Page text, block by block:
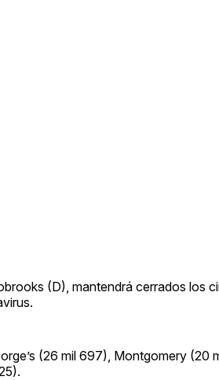
(D), mantendrá cerrados los
(26 mil 697), Montgomery (20